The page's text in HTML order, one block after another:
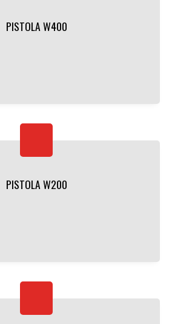
PISTOLA W400
PISTOLA W200